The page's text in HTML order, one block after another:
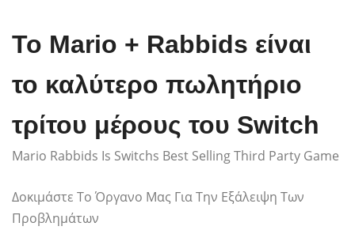
Το Mario + Rabbids είναι
το καλύτερο πωλητήριο
τρίτου μέρους του Switch
Mario Rabbids Is Switchs Best Selling Third Party Game
Δοκιμάστε Το Όργανο Μας Για Την Εξάλειψη Των
Προβλημάτων